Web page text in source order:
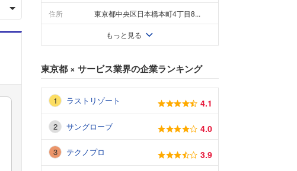
住所 東京都中央区日本橋本町4丁目8...
もっと見る
東京都 × サービス業界の企業ランキング
ラストリゾート 4.1
サングローブ 4.0
テクノプロ 3.9